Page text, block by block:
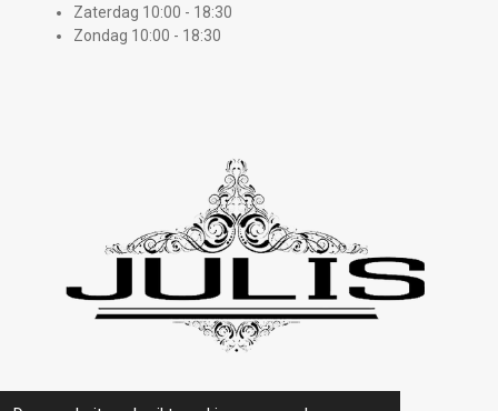
Zaterdag 10:00 - 18:30
Zondag 10:00 - 18:30